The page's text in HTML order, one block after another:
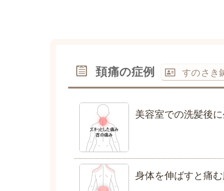
頚痛の症例 すのさき
美容室での洗髪後
身体を伸ばすと痛